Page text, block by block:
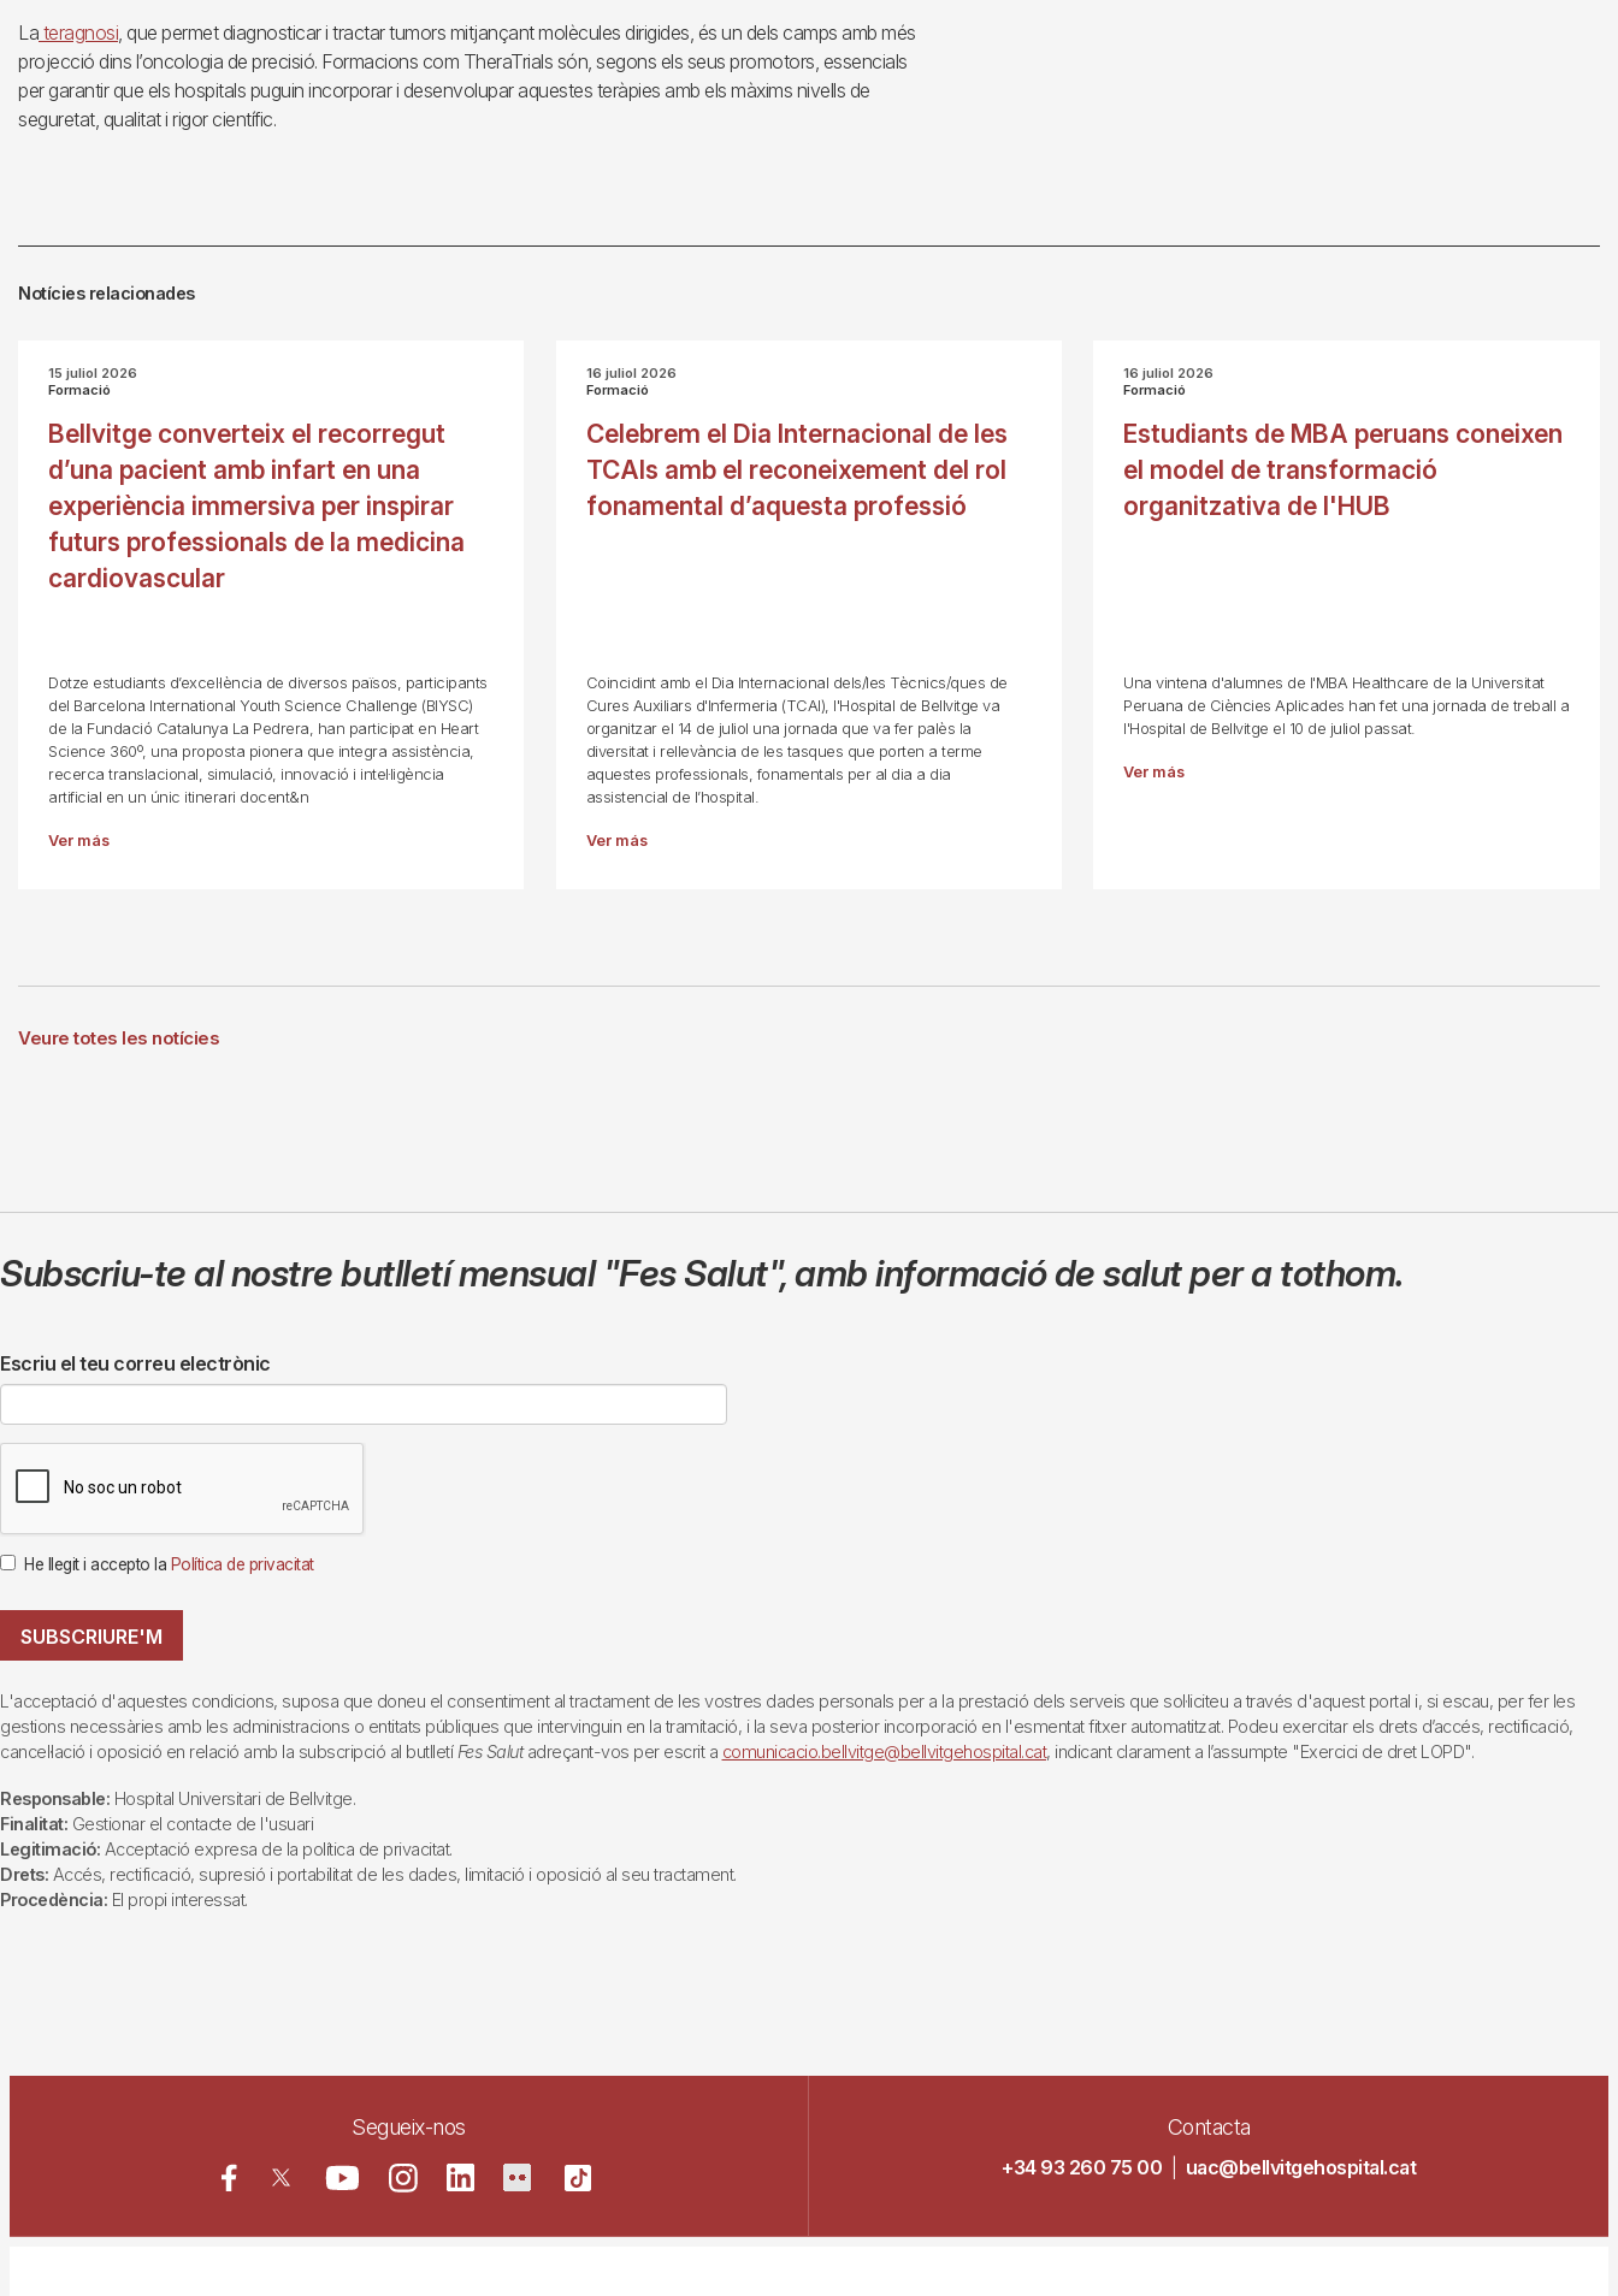
La teragnosi, que permet diagnosticar i tractar tumors mitjançant molècules dirigides, és un dels camps amb més
projecció dins l’oncologia de precisió. Formacions com TheraTrials són, segons els seus promotors, essencials
per garantir que els hospitals puguin incorporar i desenvolupar aquestes teràpies amb els màxims nivells de
seguretat, qualitat i rigor científic.
Notícies relacionades
15 juliol 2026
Formació
Bellvitge converteix el recorregut
d’una pacient amb infart en una
experiència immersiva per inspirar
futurs professionals de la medicina
cardiovascular
Dotze estudiants d’excel·lència de diversos països, participants
del Barcelona International Youth Science Challenge (BIYSC)
de la Fundació Catalunya La Pedrera, han participat en Heart
Science 360º, una proposta pionera que integra assistència,
recerca translacional, simulació, innovació i intel·ligència
artificial en un únic itinerari docent&n
Ver más
16 juliol 2026
Formació
Celebrem el Dia Internacional de les
TCAIs amb el reconeixement del rol
fonamental d’aquesta professió
Coincidint amb el Dia Internacional dels/les Tècnics/ques de
Cures Auxiliars d'Infermeria (TCAI), l'Hospital de Bellvitge va
organitzar el 14 de juliol una jornada que va fer palès la
diversitat i rellevància de les tasques que porten a terme
aquestes professionals, fonamentals per al dia a dia
assistencial de l’hospital.
Ver más
16 juliol 2026
Formació
Estudiants de MBA peruans coneixen
el model de transformació
organitzativa de l'HUB
Una vintena d'alumnes de l'MBA Healthcare de la Universitat
Peruana de Ciències Aplicades han fet una jornada de treball a
l'Hospital de Bellvitge el 10 de juliol passat.
Ver más
Veure totes les notícies
Subscriu-te al nostre butlletí mensual "Fes Salut",amb informació de salut per a tothom.
Escriu el teu correu electrònic
He llegit i accepto la Política de privacitat
SUBSCRIURE'M
L'acceptació d'aquestes condicions, suposa que doneu el consentiment al tractament de les vostres dades personals per a la prestació dels serveis que sol·liciteu a través d'aquest portal i, si escau, per fer les
gestions necessàries amb les administracions o entitats públiques que intervinguin en la tramitació, i la seva posterior incorporació en l'esmentat fitxer automatitzat. Podeu exercitar els drets d’accés, rectificació,
cancel·lació i oposició en relació amb la subscripció al butlletí Fes Salutadreçant-vos per escrit a comunicacio.bellvitge@bellvitgehospital.cat, indicant clarament a l’assumpte "Exercici de dret LOPD".
Responsable: Hospital Universitari de Bellvitge.
Finalitat: Gestionar el contacte de l'usuari
Legitimació: Acceptació expresa de la política de privacitat.
Drets: Accés, rectificació, supresió i portabilitat de les dades, limitació i oposició al seu tractament.
Procedència: El propi interessat.
Segueix-nos Contacta
+34 93 260 75 00 uac@bellvitgehospital.cat